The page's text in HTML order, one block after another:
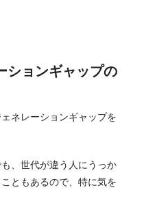
ションギャップの
ネレーションギャップを
、世代が違う人にうっか
ともあるので、特に気を